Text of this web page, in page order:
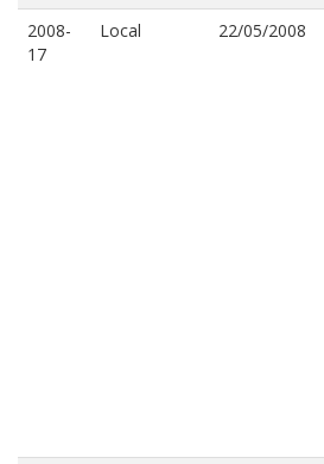
2008-
17
Local 22/05/2008